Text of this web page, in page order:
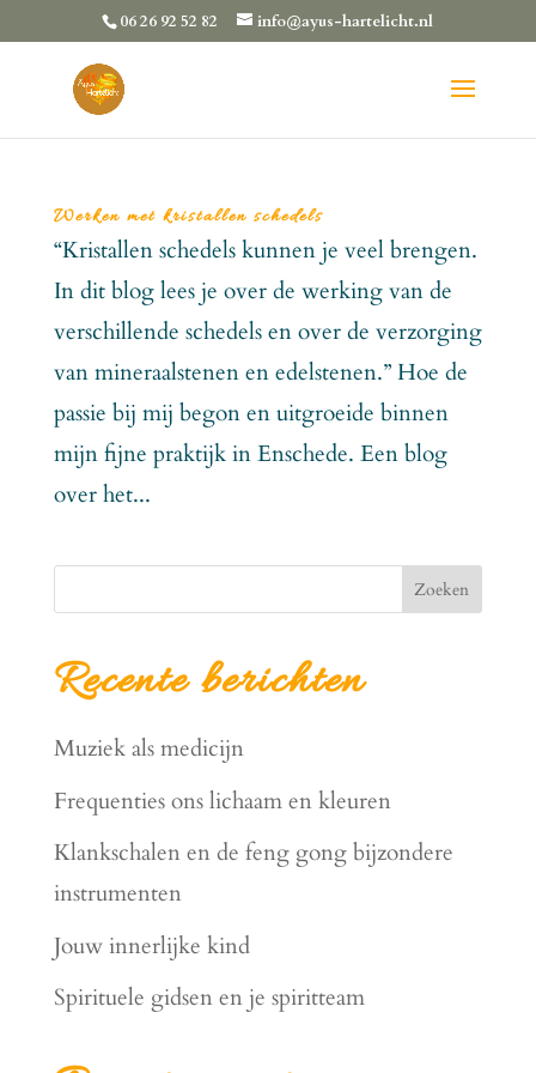
06 26 92 52 82 info@ayus-hartelicht.nl
Werken met kristallen schedels
“Kristallen schedels kunnen je veel brengen.
In dit blog lees je over de werking van de
verschillende schedels en over de verzorging
van mineraalstenen en edelstenen.” Hoe de
passie bij mij begon en uitgroeide binnen
mijn fijne praktijk in Enschede. Een blog
over het...
Zoeken
Recente berichten
Muziek als medicijn
Frequenties ons lichaam en kleuren
Klankschalen en de feng gong bijzondere
instrumenten
Jouw innerlijke kind
Spirituele gidsen en je spiritteam